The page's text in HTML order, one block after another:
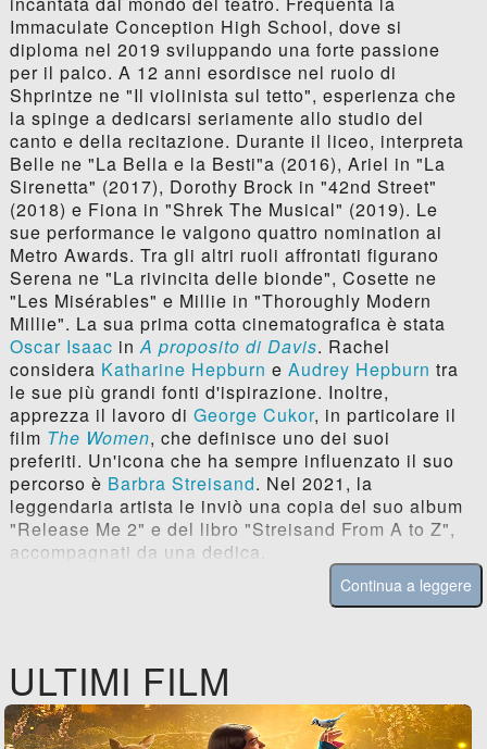
Immaculate Conception High School, dove si
diploma nel 2019 sviluppando una forte passione
per il palco. A 12 anni esordisce nel ruolo di
Shprintze ne "Il violinista sul tetto", esperienza che
la spinge a dedicarsi seriamente allo studio del
canto e della recitazione. Durante il liceo, interpreta
Belle ne "La Bella e la Besti"a (2016), Ariel in "La
Sirenetta" (2017), Dorothy Brock in "42nd Street"
(2018) e Fiona in "Shrek The Musical" (2019). Le
sue performance le valgono quattro nomination ai
Metro Awards. Tra gli altri ruoli affrontati figurano
Serena ne "La rivincita delle bionde", Cosette ne
"Les Misérables" e Millie in "Thoroughly Modern
Millie". La sua prima cotta cinematografica è stata
Oscar Isaac inA proposito di Davis. Rachel
considera Katharine Hepburn e Audrey Hepburn tra
le sue più grandi fonti d'ispirazione. Inoltre,
apprezza il lavoro di George Cukor, in particolare il
film The Women, che definisce uno dei suoi
preferiti. Un'icona che ha sempre influenzato il suo
percorso è Barbra Streisand. Nel 2021, la
leggendaria artista le inviò una copia del suo album
"Release Me 2" e del libro "Streisand From A to Z",
accompagnati da una dedica.
Continua a leggere
ULTIMI FILM